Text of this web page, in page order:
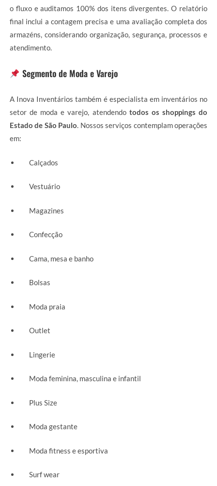
o fluxo e auditamos 100% dos itens divergentes. O relatório
final inclui a contagem precisa e uma avaliação completa dos
armazéns, considerando organização, segurança, processos e
atendimento.
Segmento de Moda e Varejo
A Inova Inventários também é especialista em inventários no
setor de moda e varejo, atendendo todos os shoppings do
Estado de São Paulo. Nossos serviços contemplam operações
em:
Calçados
Vestuário
Magazines
Confecção
Cama, mesa e banho
Bolsas
Moda praia
Outlet
Lingerie
Moda feminina, masculina e infantil
Plus Size
Moda gestante
Moda fitness e esportiva
Surf wear